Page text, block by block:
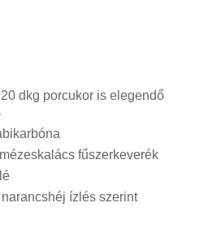
dkg porcukor is elegendő
fűszerkeverék
ízlés szerint